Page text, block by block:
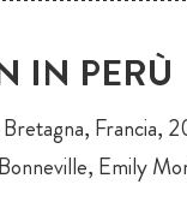
IN PERÙ
Francia,
Emily